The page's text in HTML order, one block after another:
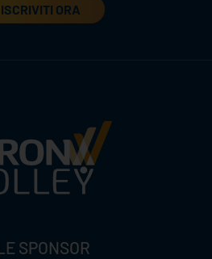
ISCRIVITI ORA
SPONSOR